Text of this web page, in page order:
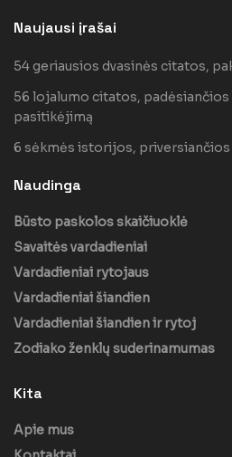
Naujausi įrašai
54 geriausios dvasinės citatos,
56 lojalumo citatos,
pasitikėjimą
6 sėkmės istorijos,
Naudinga
Būsto paskolos skaičiuoklė
Savaitės vardadieniai
Vardadieniai rytojaus
Vardadieniai šiandien
Vardadieniai šiandien ir rytoj
Zodiako ženklų suderinamumas
Kita
Apie mus